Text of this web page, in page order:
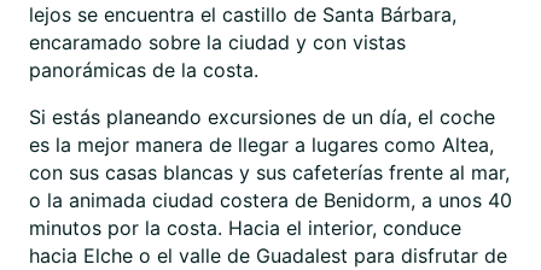
lejos se encuentra el castillo de Santa Bárbara,
encaramado sobre la ciudad y con vistas
panorámicas de la costa.
Si estás planeando excursiones de un día, el coche
es la mejor manera de llegar a lugares como Altea,
con sus casas blancas y sus cafeterías frente al mar,
o la animada ciudad costera de Benidorm, a unos 40
minutos por la costa. Hacia el interior, conduce
hacia Elche o el valle de Guadalest para disfrutar de